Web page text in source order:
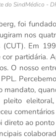
do SindMédico -
foi
nos
Em
partidária.
O nosso
ao